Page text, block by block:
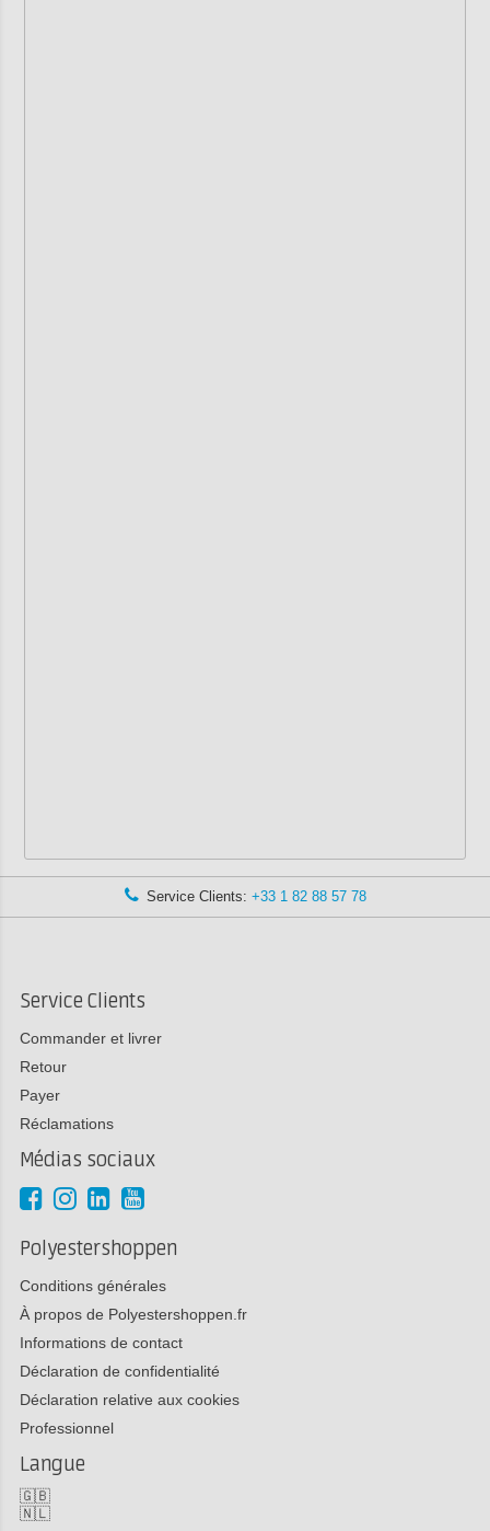
Service Clients: +33 1 82 88 57 78
Service Clients
Commander et livrer
Retour
Payer
Réclamations
Médias sociaux
Polyestershoppen
Conditions générales
À propos de Polyestershoppen.fr
Informations de contact
Déclaration de confidentialité
Déclaration relative aux cookies
Professionnel
Langue
🇬🇧
🇳🇱